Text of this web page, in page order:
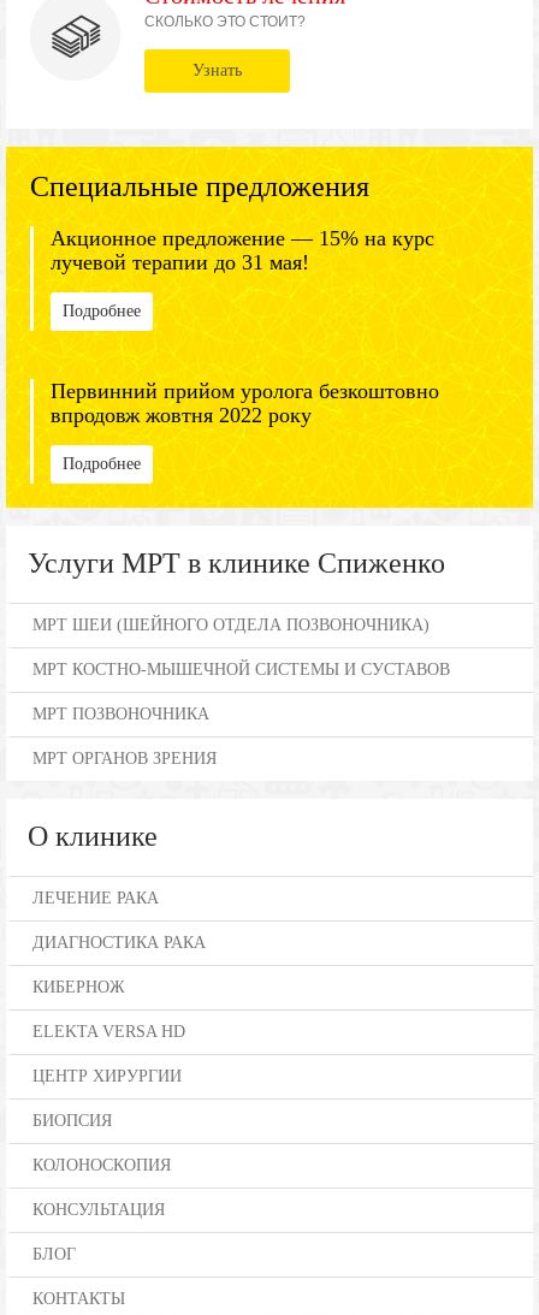
СКОЛЬКО ЭТО СТОИТ?
Узнать
Специальные предложения
Акционное предложение — 15% на курс
лучевой терапии до 31 мая!
Подробнее
Первинний прийом уролога безкоштовно
впродовж жовтня 2022 року
Подробнее
Услуги МРТ в клинике Спиженко
МРТ ШЕИ (ШЕЙНОГО ОТДЕЛА ПОЗВОНОЧНИКА)
МРТ КОСТНО-МЫШЕЧНОЙ СИСТЕМЫ И СУСТАВОВ
МРТ ПОЗВОНОЧНИКА
МРТ ОРГАНОВ ЗРЕНИЯ
О клинике
ЛЕЧЕНИЕ РАКА
ДИАГНОСТИКА РАКА
КИБЕРНОЖ
ELEKTA VERSA HD
ЦЕНТР ХИРУРГИИ
БИОПСИЯ
КОЛОНОСКОПИЯ
КОНСУЛЬТАЦИЯ
БЛОГ
КОНТАКТЫ